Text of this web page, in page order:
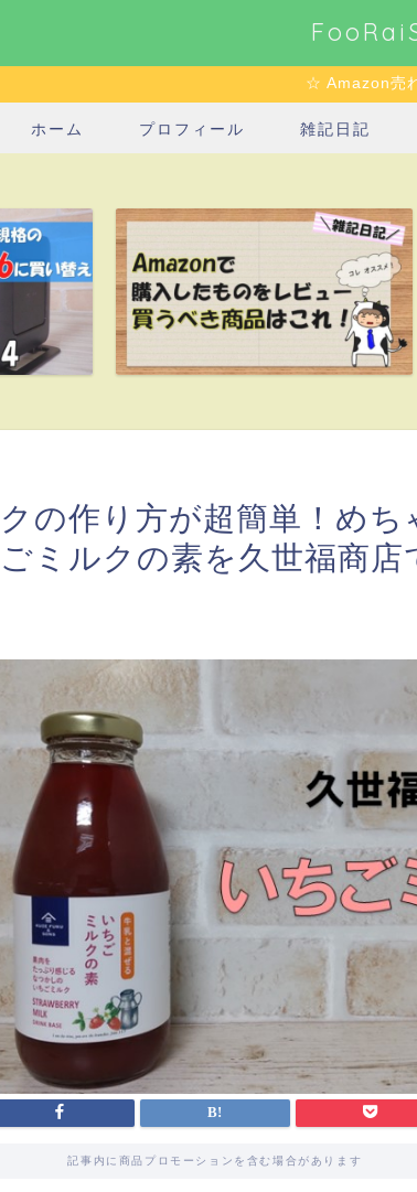
☆ Amazon売
ホーム プロフィール 雑記日記
の作り方が超簡単！めち
ミルクの素を久世福商店
記事内に商品プロモーションを含む場合があります